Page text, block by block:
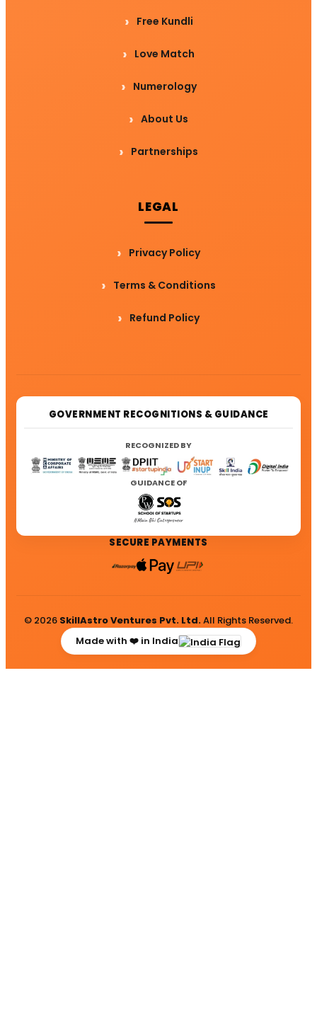
Free Kundli
Love Match
Numerology
About Us
Partnerships
LEGAL
Privacy Policy
Terms & Conditions
Refund Policy
GOVERNMENT RECOGNITIONS & GUIDANCE
RECOGNIZED BY
GUIDANCE OF
SECURE PAYMENTS
© 2026 SkillAstro Ventures Pvt. Ltd.All Rights Reserved.
Made with ❤️ in India